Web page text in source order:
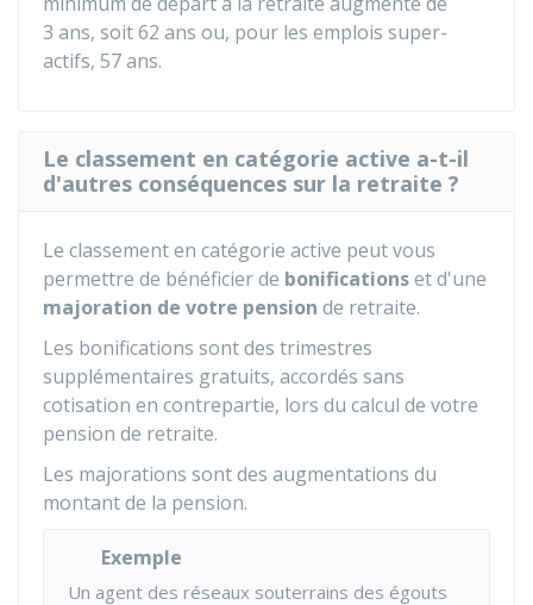
3 ans, soit 62 ans ou, pour les emplois super-
actifs, 57 ans.
Le classement en catégorie active a-t-il
d'autres conséquences sur la retraite ?
Le classement en catégorie active peut vous
permettre de bénéficier de bonificationset d'une
majoration de votre pension de retraite.
Les bonifications sont des trimestres
supplémentaires gratuits, accordés sans
cotisation en contrepartie, lors du calcul de votre
pension de retraite.
Les majorations sont des augmentations du
montant de la pension.
Exemple
Un agent des réseaux souterrains des égouts